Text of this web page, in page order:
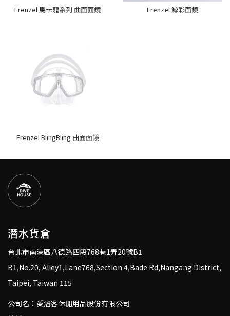
Frenzel 馬卡龍系列 曲面面鏡 Frenzel 鯨彩面鏡
Frenzel BlingBling 曲面面鏡
潛水貨倉
台北市南港區八德路四段768巷1弄20號B1
B1,No.20, Alley1,Lane768,Section 4,Bade Rd,Nangang District,
Taipei, Taiwan 115
公司名：愛潛客休閒用品股份有限公司